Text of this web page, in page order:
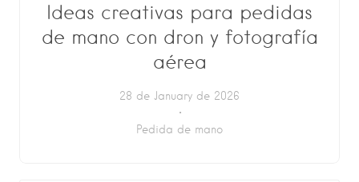
Ideas creativas para pedidas
de mano con dron y fotografía
aérea
28 de January de 2026
Pedida de mano